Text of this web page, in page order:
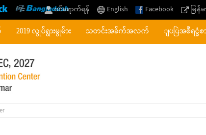
ဝင်ရောက်ရန် English Facebook မြ
2019 လွုပ်ရွားမွုမ်ား သတင်းအခ်က်အလက် ျပပြဲအစီရင္ခံစ